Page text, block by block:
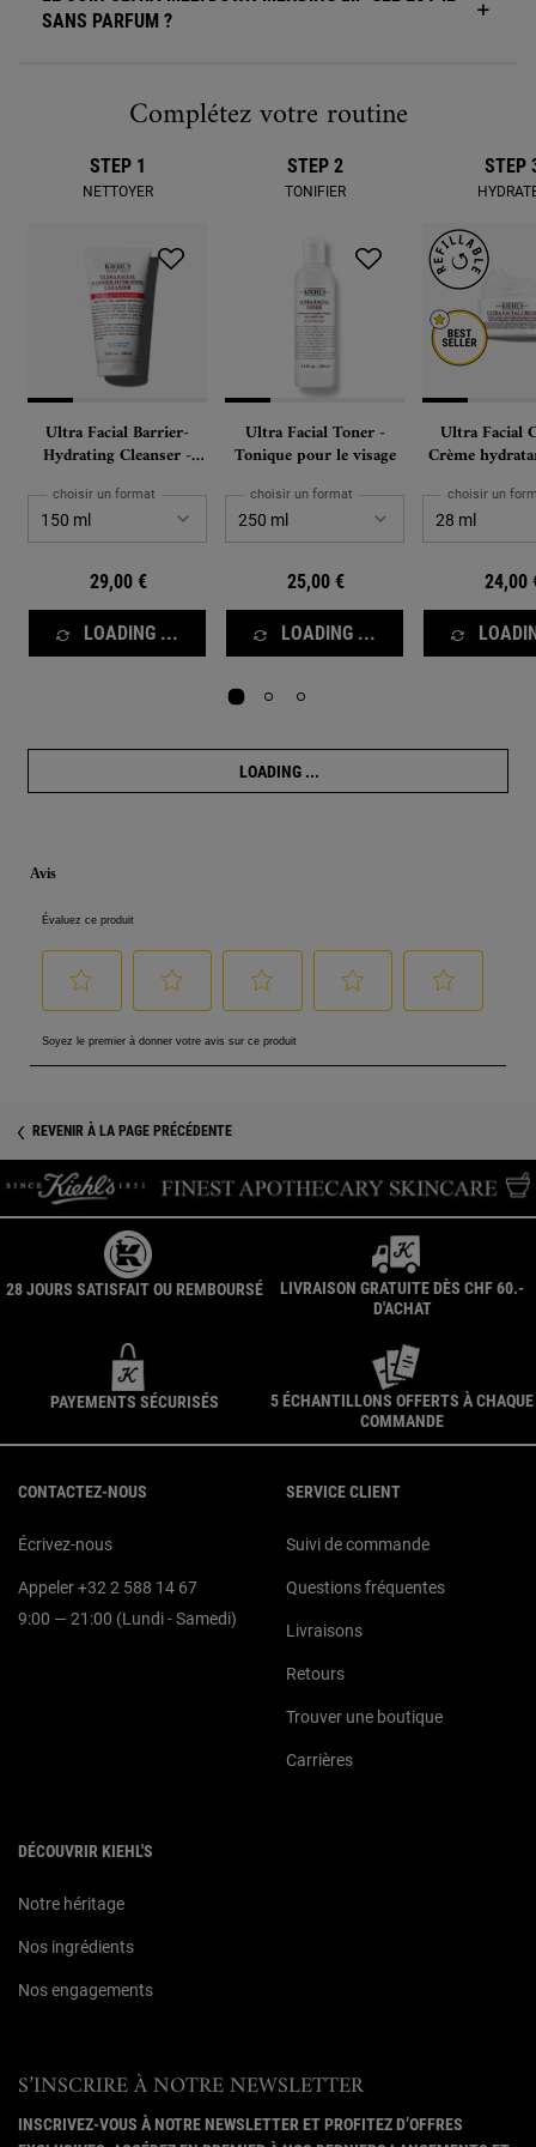
SANS PARFUM ?
Complete Your RoutineComplétez votre routine
STEP 1
NETTOYER
Ultra Facial Barrier-
Hydrating Cleanser -
choisir un format
29,00 €
LOADING ...
STEP 2
TONIFIER
Ultra Facial Toner -
Tonique pour le visage
choisir un format
25,00 €
LOADING ...
STEP
Ultra Facial
Crème
choisir un
24,00
LOADING ...
REVENIR À LA PAGE PRÉCÉDENTE
28 JOURS SATISFAIT OU REMBOURSÉ
LIVRAISON GRATUITE DÈS CHF 60.-
D'ACHAT
PAYEMENTS SÉCURISÉS
5 ÉCHANTILLONS OFFERTS À CHAQUE
COMMANDE
CONTACTEZ-NOUS
Écrivez-nous
Appeler +32 2 588 14 67
9:00 — 21:00 (Lundi - Samedi)
SERVICE CLIENT
Suivi de commande
Questions fréquentes
Livraisons
Retours
Trouver une boutique
Carrières
DÉCOUVRIR KIEHL'S
Notre héritage
Nos ingrédients
Nos engagements
S’INSCRIRE À NOTRE NEWSLETTER
INSCRIVEZ-VOUS À NOTRE NEWSLETTER ET PROFITEZ D’OFFRES